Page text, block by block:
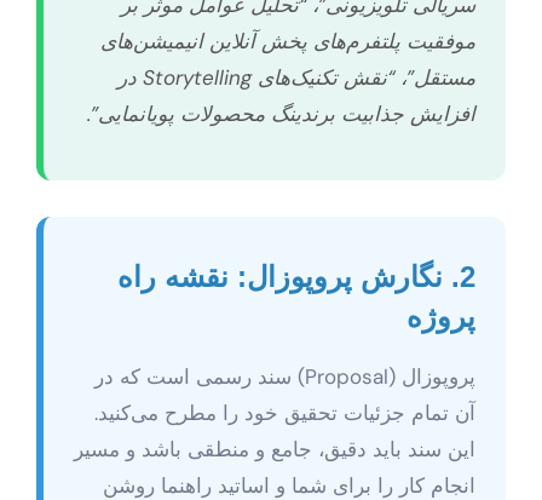
موفقیت پلتفرم‌های پخش آنلاین انیمیشن‌های
مستقل”، “نقش تکنیک‌های Storytelling در
افزایش جذابیت برندینگ محصولات پویانمایی”.
2. نگارش پروپوزال: نقشه راه
پروژه
پروپوزال (Proposal) سند رسمی است که در
آن تمام جزئیات تحقیق خود را مطرح می‌کنید.
این سند باید دقیق، جامع و منطقی باشد و مسیر
انجام کار را برای شما و اساتید راهنما روشن